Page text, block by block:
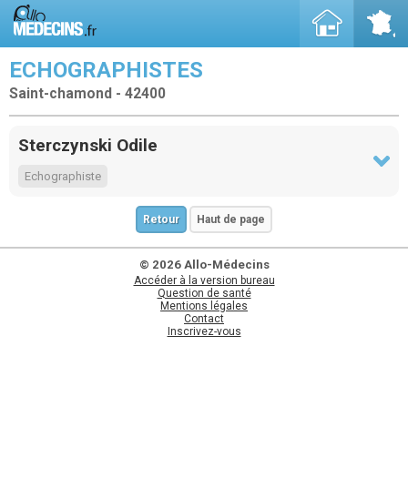
ECHOGRAPHISTES
Saint-chamond - 42400
Sterczynski Odile
Echographiste
Retour Haut de page
© 2026 Allo-Médecins
Accéder à la version bureau
Question de santé
Mentions légales
Contact
Inscrivez-vous